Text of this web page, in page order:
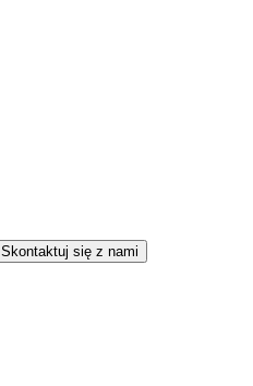
Skontaktuj się z nami